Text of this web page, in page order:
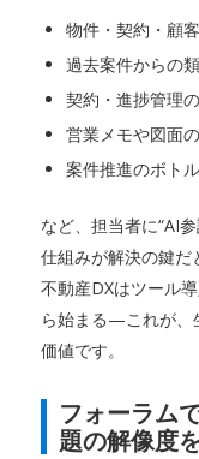
物件・契約・顧
過去案件からの
契約・進捗管理
営業メモや図面
案件推進のボト
など、担当者に“AI
仕組みが解決の鍵だ
不動産DXはツール
ら始まる—これが、
価値です。
フォーラム
題の解像度